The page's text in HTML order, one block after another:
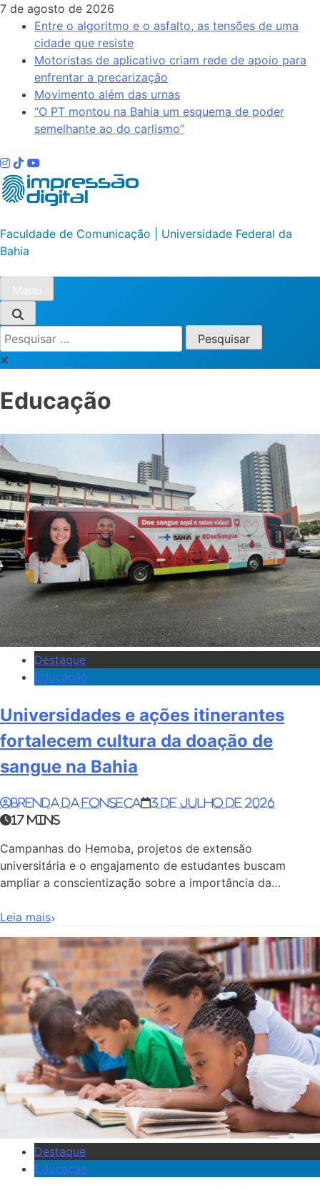
Skip
content
7 de agosto de 2026
Entre o algoritmo e o asfalto, as tensões de uma
cidade que resiste
Motoristas de aplicativo criam rede de apoio para
enfrentar a precarização
Movimento além das urnas
“O PT montou na Bahia um esquema de poder
semelhante ao do carlismo”
Impressão Digital
Faculdade de Comunicação | Universidade Federal da
Bahia
Menu
Pesquisar
por:
Educação
Destaque
Educação
Universidades e ações itinerantes
fortalecem cultura da doação de
sangue na Bahia
Brenda da Fonseca
3 de julho de 2026
17 mins
Campanhas do Hemoba, projetos de extensão
universitária e o engajamento de estudantes buscam
ampliar a conscientização sobre a importância da…
Leia mais
Destaque
Educação